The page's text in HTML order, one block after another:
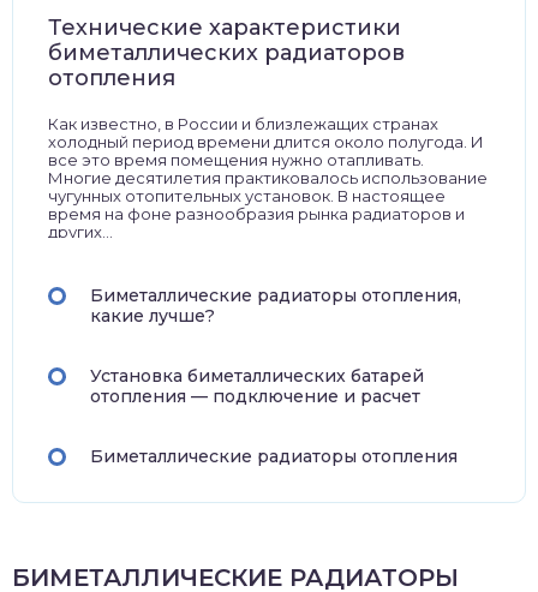
Технические характеристики
биметаллических радиаторов
отопления
Как известно, в России и близлежащих странах
холодный период времени длится около полугода. И
все это время помещения нужно отапливать.
Многие десятилетия практиковалось использование
чугунных отопительных установок. В настоящее
время на фоне разнообразия рынка радиаторов и
других...
Биметаллические радиаторы отопления,
какие лучше?
Установка биметаллических батарей
отопления — подключение и расчет
Биметаллические радиаторы отопления
БИМЕТАЛЛИЧЕСКИЕ РАДИАТОРЫ